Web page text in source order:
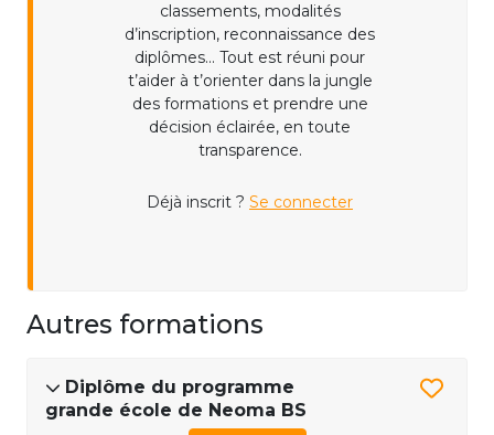
classements, modalités
d’inscription, reconnaissance des
diplômes... Tout est réuni pour
t’aider à t’orienter dans la jungle
des formations et prendre une
décision éclairée, en toute
transparence.
Déjà inscrit ? Se connecter
Autres formations
Diplôme du programme
grande école de Neoma BS